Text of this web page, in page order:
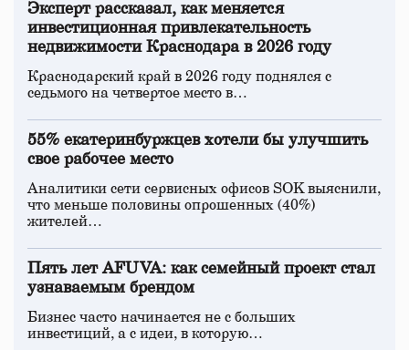
Эксперт рассказал, как меняется
инвестиционная привлекательность
недвижимости Краснодара в 2026 году
Краснодарский край в 2026 году поднялся с
седьмого на четвертое место в…
55% екатеринбуржцев хотели бы улучшить
свое рабочее место
Аналитики сети сервисных офисов SOK выяснили,
что меньше половины опрошенных (40%)
жителей…
Пять лет AFUVA: как семейный проект стал
узнаваемым брендом
Бизнес часто начинается не с больших
инвестиций, а с идеи, в которую…